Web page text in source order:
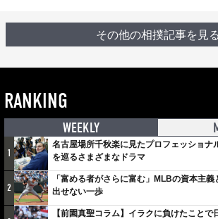
その他の相撲記事を見る
RANKING
WEEKLY
1
名古屋場所千秋楽に見たプロフェッショナ
を巡るさまざまなドラマ
2
「富める者がさらに富む」MLBの資本主
出せない一歩
【前園真聖コラム】イラクに負けたことで